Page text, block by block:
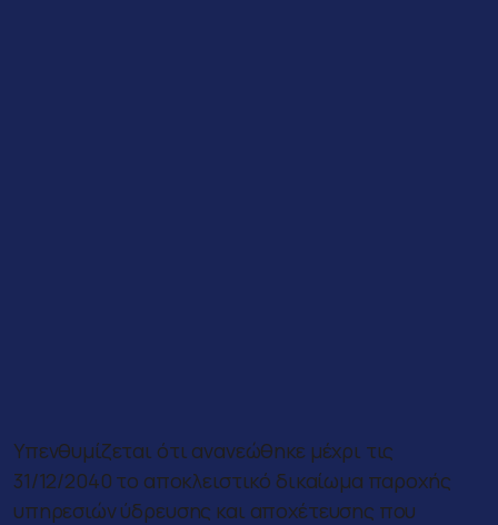
Υπενθυμίζεται ότι ανανεώθηκε μέχρι τις
31/12/2040 το αποκλειστικό δικαίωμα παροχής
υπηρεσιών ύδρευσης και αποχέτευσης που